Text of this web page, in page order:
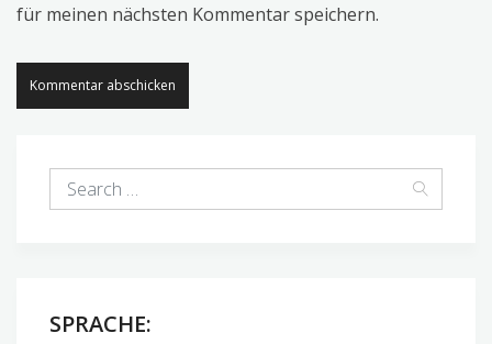
für meinen nächsten Kommentar speichern.
SPRACHE: